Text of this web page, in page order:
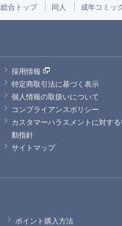
総合トップ 同人 成年コミッ
採用情報
特定商取引法に基づく表示
個人情報の取扱いについて
コンプライアンスポリシー
カスタマーハラスメントに対す
動指針
サイトマップ
ポイント購入方法